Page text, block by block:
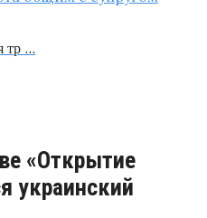
тр …
«Открытие
украинский